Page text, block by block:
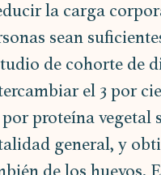
la carga
sean
de cohorte de
el 3 por
proteína vegetal
general, y